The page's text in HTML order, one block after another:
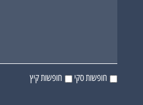
חופשות סקי חופשות קיץ